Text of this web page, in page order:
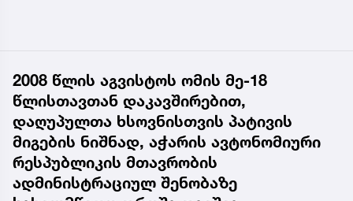
2008 წლის აგვისტოს ომის მე-18
წლისთავთან დაკავშირებით,
დაღუპულთა ხსოვნისთვის პატივის
მიგების ნიშნად, აჭარის ავტონომიური
რესპუბლიკის მთავრობის
ადმინისტრაციულ შენობაზე